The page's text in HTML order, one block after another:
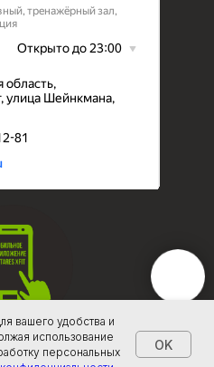
вашего удобства и
использование
персональных
OK